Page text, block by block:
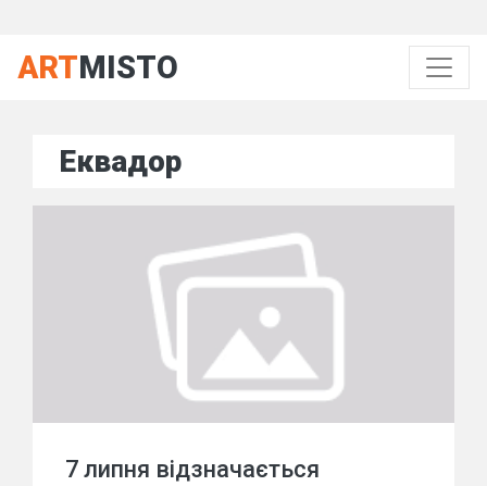
ARTMISTO
Еквадор
7 липня відзначається